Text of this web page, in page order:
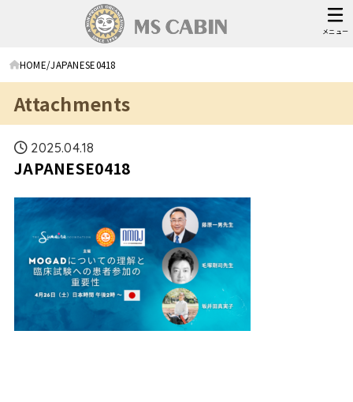
メニュー
HOME JAPANESE0418
Attachments
2025.04.18
JAPANESE0418